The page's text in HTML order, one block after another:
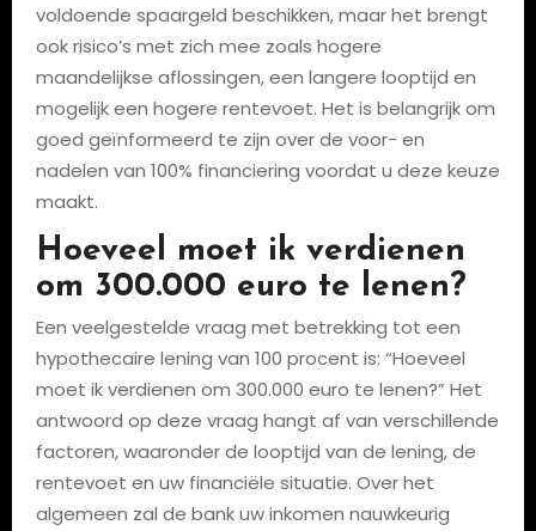
voldoende spaargeld beschikken, maar het brengt
ook risico’s met zich mee zoals hogere
maandelijkse aflossingen, een langere looptijd en
mogelijk een hogere rentevoet. Het is belangrijk om
goed geïnformeerd te zijn over de voor- en
nadelen van 100% financiering voordat u deze keuze
maakt.
Hoeveel moet ik verdienen
om 300.000 euro te lenen?
Een veelgestelde vraag met betrekking tot een
hypothecaire lening van 100 procent is: “Hoeveel
moet ik verdienen om 300.000 euro te lenen?” Het
antwoord op deze vraag hangt af van verschillende
factoren, waaronder de looptijd van de lening, de
rentevoet en uw financiële situatie. Over het
algemeen zal de bank uw inkomen nauwkeurig